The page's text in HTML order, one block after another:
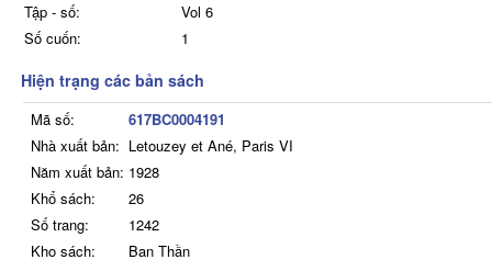
Tập - số:
Vol 6
Số cuốn:
1
Hiện trạng các bản sách
Mã số:
617BC0004191
Nhà xuất bản: Letouzey et Ané, Paris VI
Năm xuất bản: 1928
Khổ sách:
26
Số trang:
1242
Kho sách:
Ban Thần